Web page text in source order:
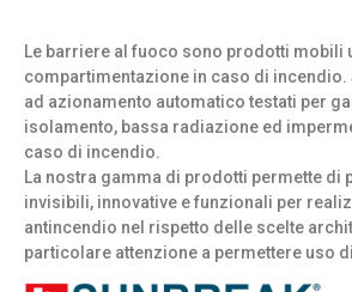
Le barriere al fuoco sono prodotti mobili
compartimentazione in caso di incendio.
ad azionamento automatico testati per
isolamento, bassa radiazione ed
caso di incendio.
La nostra gamma di prodotti permette di
invisibili, innovative e funzionali per
antincendio nel rispetto delle scelte
particolare attenzione a permettere uso